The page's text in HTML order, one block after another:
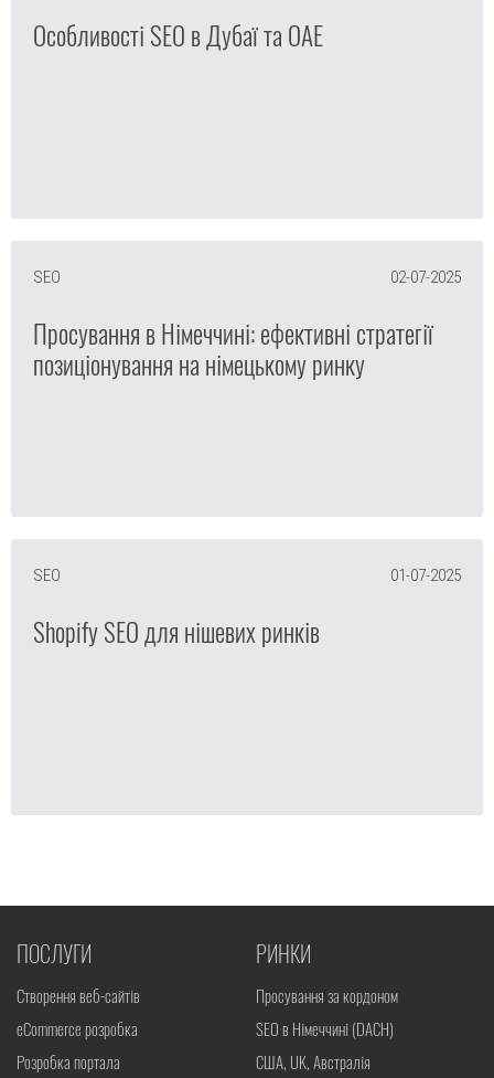
Особливості SEO в Дубаї та ОАЕ
SEO 02-07-2025
Просування в Німеччині: ефективні стратегії
позиціонування на німецькому ринку
SEO 01-07-2025
Shopify SEO для нішевих ринків
ПОСЛУГИ
Створення веб-сайтів
eCommerce розробка
Розробка портала
РИНКИ
Просування за кордоном
SEO в Німеччині (DACH)
США, UK, Австралія